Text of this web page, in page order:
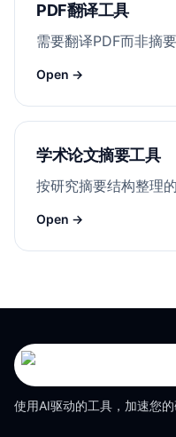
PDF翻译工具
需要翻译PDF而非摘
Open →
学术论文摘要工具
按研究摘要结构整理
Open →
使用AI驱动的工具，加速您